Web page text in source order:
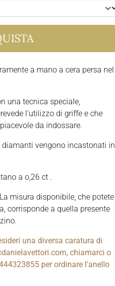
a mano a cera persa nel
una tecnica speciale,
l'utilizzo di griffe e che
da indossare.
diamanti vengono incastonati in
a o,26 ct .
misura disponibile, che potete
corrisponde a quella presente
una diversa caratura di
chiamarci o
per ordinare l’anello